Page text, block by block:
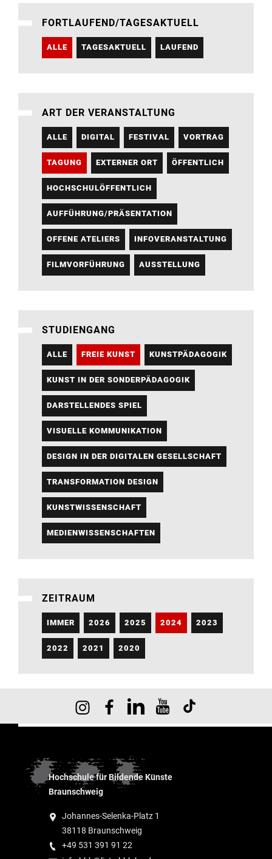
FORTLAUFEND/TAGESAKTUELL
ALLE TAGESAKTUELL LAUFEND
ART DER VERANSTALTUNG
ALLE DIGITAL FESTIVAL VORTRAG
TAGUNG EXTERNER ORT ÖFFENTLICH
HOCHSCHULÖFFENTLICH
AUFFÜHRUNG/PRÄSENTATION
OFFENE ATELIERS INFOVERANSTALTUNG
FILMVORFÜHRUNG AUSSTELLUNG
STUDIENGANG
ALLE FREIE KUNST KUNSTPÄDAGOGIK
KUNST IN DER SONDERPÄDAGOGIK
DARSTELLENDES SPIEL
VISUELLE KOMMUNIKATION
DESIGN IN DER DIGITALEN GESELLSCHAFT
TRANSFORMATION DESIGN
KUNSTWISSENSCHAFT
MEDIENWISSENSCHAFTEN
ZEITRAUM
IMMER 2026 2025 2024 2023
2022 2021 2020
Hochschule für Bildende Künste
Braunschweig
Johannes-Selenka-Platz 1
38118 Braunschweig
+49 531 391 91 22